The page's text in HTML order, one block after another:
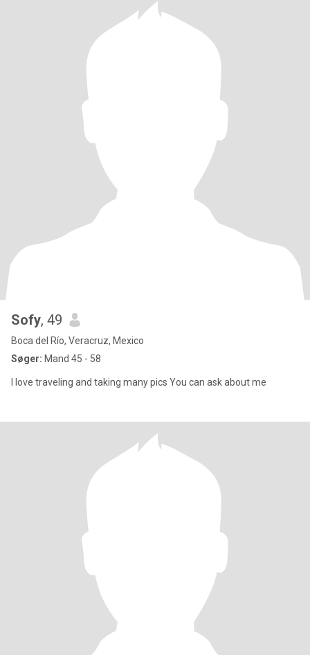
Sofy, 49
Boca del Río, Veracruz, Mexico
Søger: Mand 45 - 58
I love traveling and taking many pics You can ask about me